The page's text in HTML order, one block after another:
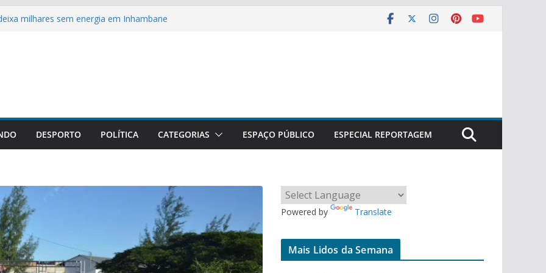
milhares sem energia em Inhambane
num colóquio no Porto
zero de importação para 53 países
DESPORTO POLÍTICA CATEGORIAS ESPAÇO PÚBLICO ESPECIAL REPORTAGEM
Powered by Translate
Mais Lidos da Semana